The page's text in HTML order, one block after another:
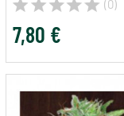
(0)
7,80 €